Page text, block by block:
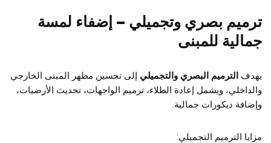
ترميم بصري وتجميلي – إضفاء لمسة
جمالية للمبنى
يهدف الترميم البصري والتجميلي إلى تحسين مظهر المبنى الخارجي
والداخلي، ويشمل إعادة الطلاء، ترميم الواجهات، تحديث الأرضيات،
وإضافة ديكورات جمالية.
مزايا الترميم التجميلي: